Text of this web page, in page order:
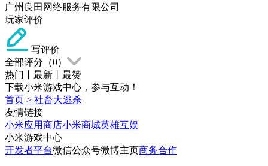
广州良田网络服务有限公司
玩家评价
写评价
全部评分（0）
热门
最新
最赞
下载小米游戏中心，参与互动！
首页 > 社畜大逃杀
友情链接
小米应用商店小米商城英雄互娱
小米游戏中心
开发者平台微信公众号微博主页商务合作